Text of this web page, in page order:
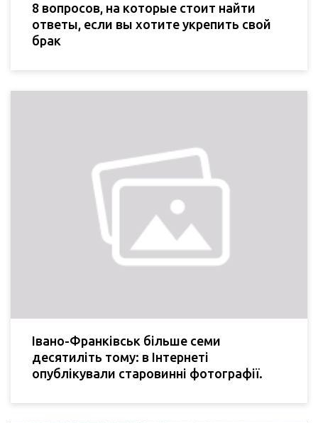
8 вопросов, на которые стоит найти
ответы, если вы хотите укрепить свой
брак
Івано-Франківськ більше семи
десятиліть тому: в Інтернеті
опублікували старовинні фотографії.